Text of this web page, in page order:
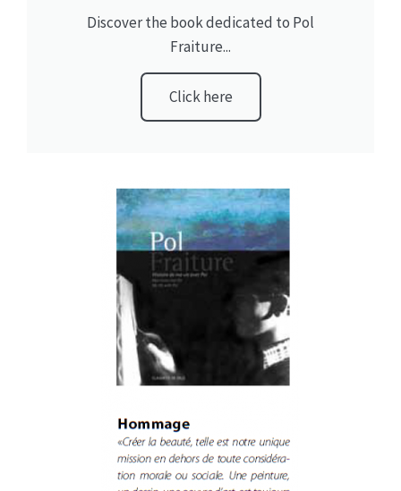
Discover the book dedicated to Pol
Fraiture...
Click here